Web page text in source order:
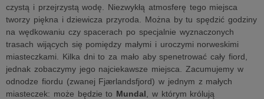
czystą i przejrzystą wodę. Niezwykłą atmosferę tego miejsca
tworzy piękna i dziewicza przyroda. Można by tu spędzić godziny
na wędkowaniu czy spacerach po specjalnie wyznaczonych
trasach wijących się pomiędzy małymi i uroczymi norweskimi
miasteczkami. Kilka dni to za mało aby spenetrować cały fiord,
jednak zobaczymy jego najciekawsze miejsca. Zacumujemy w
odnodze fiordu (zwanej Fjærlandsfjord) w jednym z małych
miasteczek: może będzie to Mundal , w którym królują